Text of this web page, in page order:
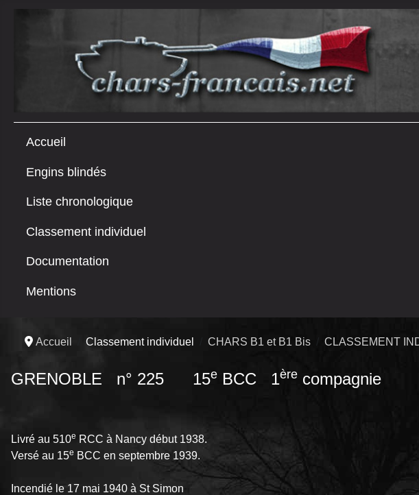
Accueil
Engins blindés
Liste chronologique
Classement individuel
Documentation
Mentions
Accueil Classement individuel CHARS B1 et B1 Bis CLASSEMENT
GRENOBLE n° 225 15e BCC 1ère compagnie
Livré au 510e RCC à Nancy début 1938.
Versé au 15e BCC en septembre 1939.
Incendié le 17 mai 1940 à St Simon